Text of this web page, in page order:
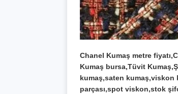
Chanel Kumaş metre
Kumaş bursa,Tüvit
kumaş,saten kumaş,viskon
parçası,spot viskon,stok